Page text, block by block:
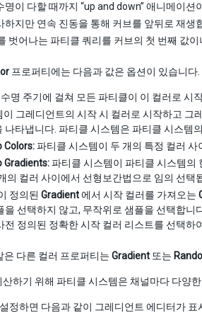
이 다할 때까지 “up and down” 애니메이션
하지만 연속 진동을 통해 커브를 앞뒤로 재생
벗어나는 파티클 쿼리를 커브의 첫 번째 값
프로퍼티에는 다음과 값은 옵션이 있습니다.
명 주기에 걸쳐 모든 파티클이 이 컬러로 시
그레디언트의 시작 시 컬러로 시작하고 그
나타냅니다. 파티클 시스템은 파티클 시스템
Colors:파티클 시스템이 두 개의 특정 컬러
Gradients:파티클 시스템이 파티클 시스템의
의 컬러 사이에서 선형보간법으로 임의 선택
정의된 Gradient에서 시작 컬러를 가져오는
을 선택하지 않고, 무작위로 샘플을 선택합니
전 정의된 정확한 시작 컬러 리스트를 선택하
은 다른 컬러 프로퍼티는 Gradient 또는
하기 위해 파티클 시스템은 채널마다 다양
정하면 다음과 같이 그레디언트 에디터가 표